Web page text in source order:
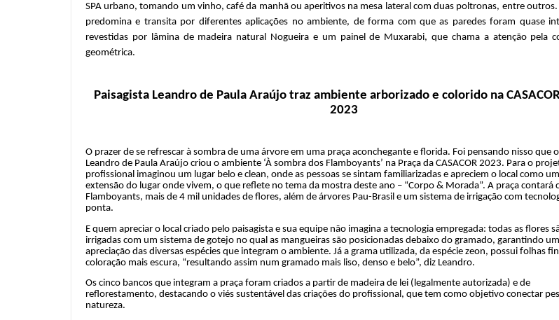
SPA urbano, tomando um vinho, café da manhã ou aperitivos na mesa lateral com duas poltronas, entre
predomina e transita por diferentes aplicações no ambiente, de forma com que as paredes foram quase
revestidas por lâmina de madeira natural Nogueira e um painel de Muxarabi, que chama a atenção pela
geométrica.
Paisagista Leandro de Paula Araújo traz ambiente arborizado e colorido na
2023
O prazer de se refrescar à sombra de uma árvore em uma praça aconchegante e florida. Foi pensando nisso que
Leandro de Paula Araújo criou o ambiente ‘À sombra dos Flamboyants’ na Praça da CASACOR 2023. Para o
profissional imaginou um lugar belo e clean, onde as pessoas se sintam familiarizadas e apreciem o local como
extensão do lugar onde vivem, o que reflete no tema da mostra deste ano – “Corpo & Morada”. A praça contará
Flamboyants, mais de 4 mil unidades de flores, além de árvores Pau-Brasil e um sistema de irrigação com
ponta.
E quem apreciar o local criado pelo paisagista e sua equipe não imagina a tecnologia empregada: todas as flores
irrigadas com um sistema de gotejo no qual as mangueiras são posicionadas debaixo do gramado, garantindo
apreciação das diversas espécies que integram o ambiente. Já a grama utilizada, da espécie zeon, possui folhas
coloração mais escura, “resultando assim num gramado mais liso, denso e belo”, diz Leandro.
Os cinco bancos que integram a praça foram criados a partir de madeira de lei (legalmente autorizada) e de
reflorestamento, destacando o viés sustentável das criações do profissional, que tem como objetivo conectar
natureza.